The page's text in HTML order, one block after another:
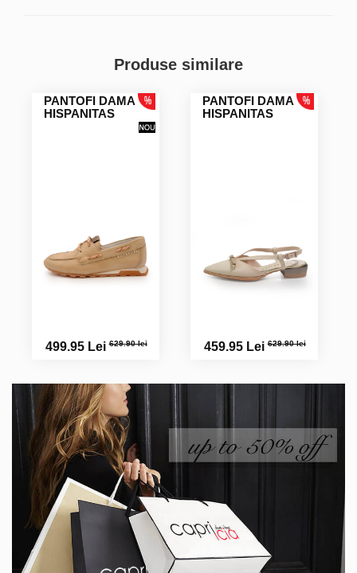
Produse similare
PANTOFI DAMA
HISPANITAS
499.95 Lei629.90 lei
PANTOFI DAMA
HISPANITAS
459.95 Lei629.90 lei